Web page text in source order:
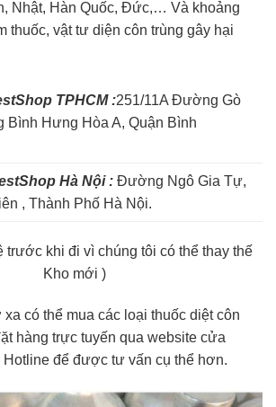
Nhật, Hàn Quốc, Đức,… Và khoảng
thuốc, vật tư diện côn trùng gây hại
TPHCM :251/11A Đường Gò
Bình Hưng Hòa A, Quận Bình
Hà Nội : Đường Ngô Gia Tự,
, Thành Phố Hà Nội.
trước khi đi vì chúng tôi có thể thay thế
Kho mới )
có thể mua các loại thuốc diệt côn
hàng trực tuyến qua website cửa
Hotline để được tư vấn cụ thể hơn.